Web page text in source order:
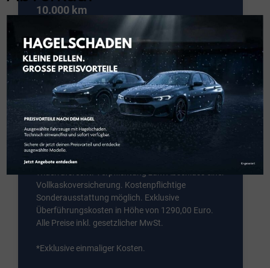
10.000 km
Gesamtbetrag*
9.552,00 EUR
¹ Ein unverbindliches Leasingbeispiel der HYUNDAI
Leasing, ein Geschäftsbereich der Allane SE, Dr.-
Carl-von-Linde-Straße 2, 82049 Pullach. Stand
01/2026. Verbraucher haben ein gesetzliches
Widerrufsrecht. Verpflichtung zum Abschluss einer
Vollkaskoversicherung. Kostenpflichtige
Sonderausstattung möglich. Exklusive
Überführungskosten in Höhe von 1290,00 Euro.
Alle Preise inkl. gesetzlicher MwSt.
*Exklusive einmaliger Kosten.